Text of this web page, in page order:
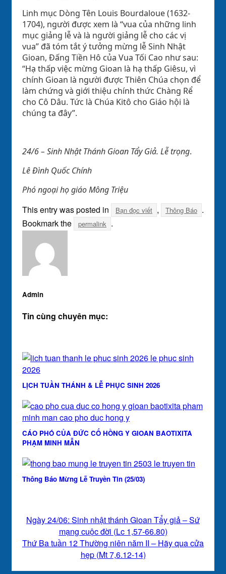
Linh mục Dòng Tên Louis Bourdaloue (1632-
1704), người được xem là “vua của những linh
mục giảng lễ và là người giảng lễ cho các vị
vua” đã tóm tắt ý tưởng mừng lễ Sinh Nhật
Gioan, Đấng Tiền Hô của Vua Tối Cao như sau:
“Hạ thấp việc mừng Gioan là hạ thấp Giêsu, vì
chính Gioan là người được Thiên Chúa chọn để
làm chứng và giới thiệu chính thức Chàng Rể
cho Cô Dâu. Tức là Chúa Kitô cho Giáo hội là
chúng ta đây”.
24/6 – Sinh Nhật Thánh Gioan Tẩy Giả. Lễ trọng.
Lê Đình Quốc Chính
Phó ngoại họ giáo Mông Triệu
This entry was posted in Bạn đọc viết , Thông Báo .
Bookmark the
permalink .
Admin
Tin cùng chuyên mục:
LỊCH TUẦN THÁNH & LỄ PHỤC SINH 2026
CÁO PHÓ CỦA ĐỨC CỐ HỒNG Y GIOAN BAOTIXITA
PHẠM MINH MẪN
Thông Báo Mừng Lễ Truyền Tin (25/03)
Ngày 24/06: Sinh nhật thánh Gioan Tẩy giả – Sứ
mạng cuộc đời (Lc 1,57-66.80)
Thứ Ba tuần 12 Thường niên năm II – Hãy qua cửa
hẹp (Mt 7,6.12-14)